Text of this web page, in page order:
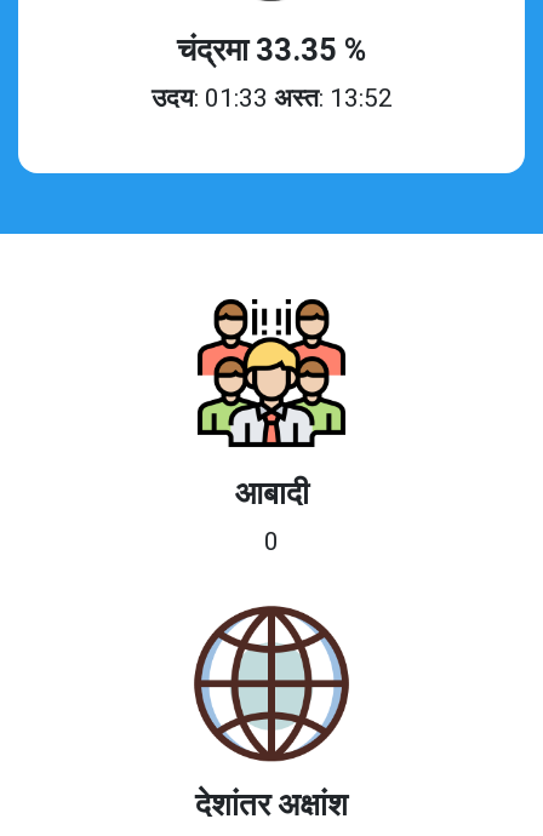
चंद्रमा 33.35 %
उदय: 01:33 अस्त: 13:52
आबादी
0
देशांतर अक्षांश